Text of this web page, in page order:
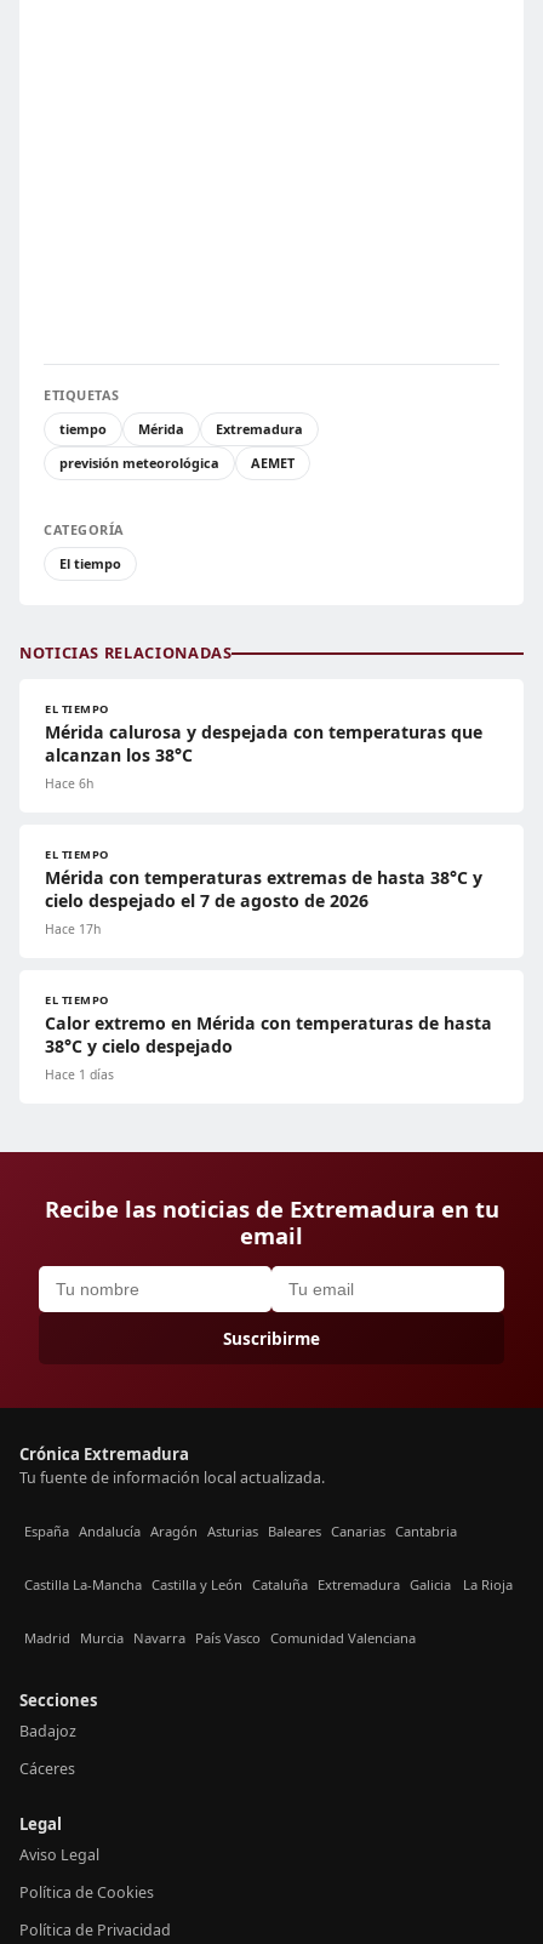
ETIQUETAS
tiempo
Mérida
Extremadura
previsión meteorológica
AEMET
CATEGORÍA
El tiempo
NOTICIAS RELACIONADAS
EL TIEMPO
Mérida calurosa y despejada con temperaturas que
alcanzan los 38°C
Hace 6h
EL TIEMPO
Mérida con temperaturas extremas de hasta 38°C y
cielo despejado el 7 de agosto de 2026
Hace 17h
EL TIEMPO
Calor extremo en Mérida con temperaturas de hasta
38°C y cielo despejado
Hace 1 días
Recibe las noticias de Extremadura en tu
email
Suscribirme
Crónica Extremadura
Tu fuente de información local actualizada.
España Andalucía Aragón Asturias Baleares Canarias Cantabria
Castilla La-Mancha Castilla y León Cataluña Extremadura Galicia La Rioja
Madrid Murcia Navarra País Vasco Comunidad Valenciana
Secciones
Badajoz
Cáceres
Legal
Aviso Legal
Política de Cookies
Política de Privacidad